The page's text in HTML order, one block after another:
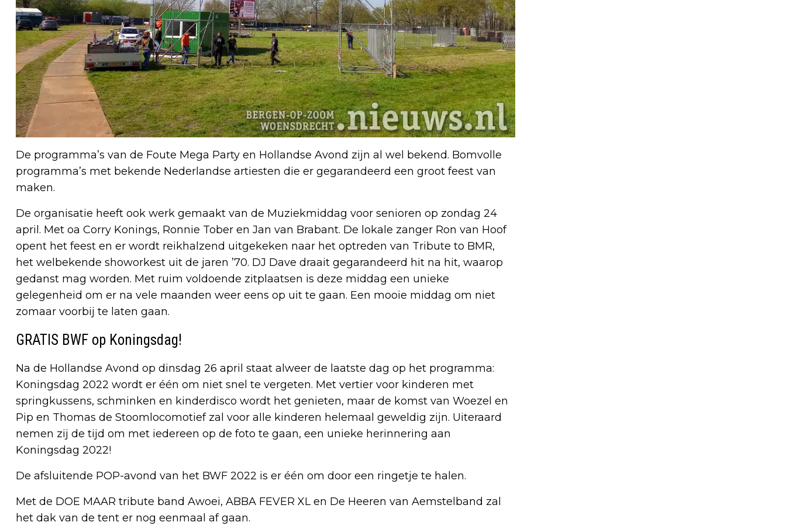
De programma’s van de Foute Mega Party en Hollandse Avond zijn al wel bekend. Bomvolle
programma’s met bekende Nederlandse artiesten die er gegarandeerd een groot feest van
maken.
De organisatie heeft ook werk gemaakt van de Muziekmiddag voor senioren op zondag 24
april. Met oa Corry Konings, Ronnie Tober en Jan van Brabant. De lokale zanger Ron van Hoof
opent het feest en er wordt reikhalzend uitgekeken naar het optreden van Tribute to BMR,
het welbekende showorkest uit de jaren ’70. DJ Dave draait gegarandeerd hit na hit, waarop
gedanst mag worden. Met ruim voldoende zitplaatsen is deze middag een unieke
gelegenheid om er na vele maanden weer eens op uit te gaan. Een mooie middag om niet
zomaar voorbij te laten gaan.
GRATIS BWF op Koningsdag!
Na de Hollandse Avond op dinsdag 26 april staat alweer de laatste dag op het programma:
Koningsdag 2022 wordt er één om niet snel te vergeten. Met vertier voor kinderen met
springkussens, schminken en kinderdisco wordt het genieten, maar de komst van Woezel en
Pip en Thomas de Stoomlocomotief zal voor alle kinderen helemaal geweldig zijn. Uiteraard
nemen zij de tijd om met iedereen op de foto te gaan, een unieke herinnering aan
Koningsdag 2022!
De afsluitende POP-avond van het BWF 2022 is er één om door een ringetje te halen.
Met de DOE MAAR tribute band Awoei, ABBA FEVER XL en De Heeren van Aemstelband zal
het dak van de tent er nog eenmaal af gaan.